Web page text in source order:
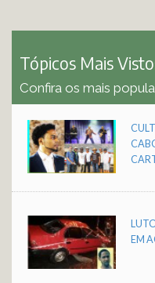
Tópicos Mais
Confira os mais
EM